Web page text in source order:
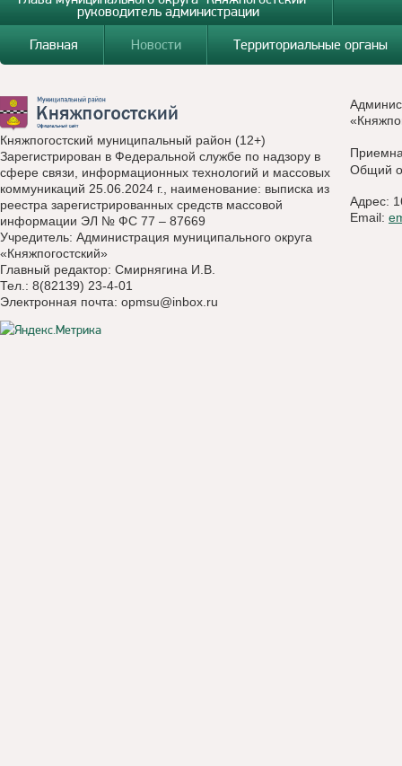
руководитель администрации
Главная
Новости Территориальные органы
Княжпогостский муниципальный район (12+)
Зарегистрирован в Федеральной службе по надзору в
сфере связи, информационных технологий и массовых
коммуникаций 25.06.2024 г., наименование: выписка из
реестра зарегистрированных средств массовой
информации ЭЛ № ФС 77 – 87669
Учредитель: Администрация муниципального округа
«Княжпогостский»
Главный редактор: Смирнягина И.В.
Тел.: 8(82139) 23-4-01
Электронная почта: opmsu@inbox.ru
Общий
Адрес:
Email: